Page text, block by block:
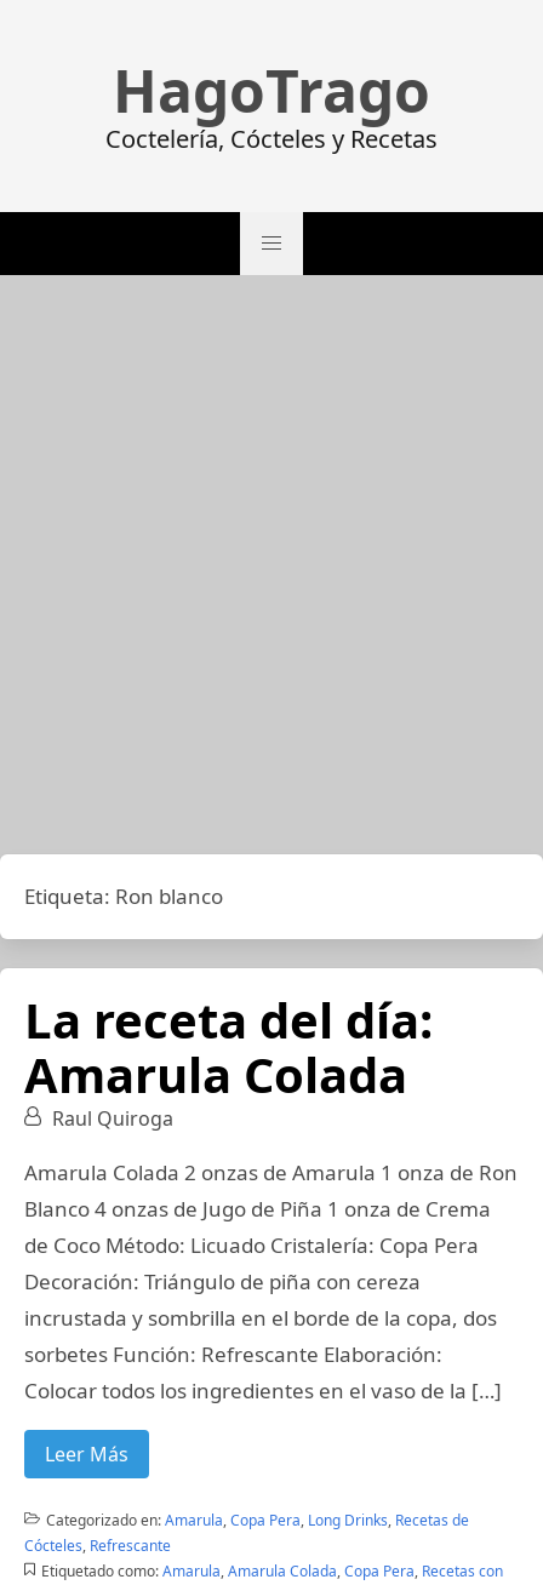
HagoTrago
Coctelería, Cócteles y Recetas
Etiqueta: Ron blanco
La receta del día:
Amarula Colada
Raul Quiroga
Amarula Colada 2 onzas de Amarula 1 onza de Ron
Blanco 4 onzas de Jugo de Piña 1 onza de Crema
de Coco Método: Licuado Cristalería: Copa Pera
Decoración: Triángulo de piña con cereza
incrustada y sombrilla en el borde de la copa, dos
sorbetes Función: Refrescante Elaboración:
Colocar todos los ingredientes en el vaso de la […]
Leer Más
Categorizado en:Amarula,Copa Pera, Long Drinks, Recetas de
Cócteles, Refrescante
Etiquetado como: Amarula,Amarula Colada,Copa Pera, Recetas con